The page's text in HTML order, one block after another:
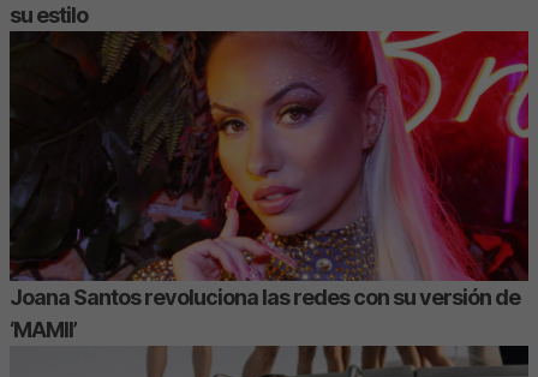
su estilo
Joana Santos revoluciona las redes con su versión de
‘MAMII’